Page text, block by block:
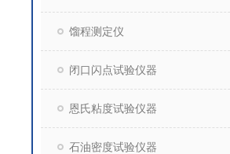
馏程测定仪
闭口闪点试验仪器
恩氏粘度试验仪器
石油密度试验仪器